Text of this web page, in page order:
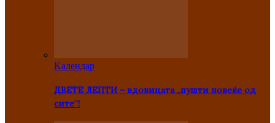
Kалендар
ДВЕТЕ ЛЕПТИ – вдовицата „пушти повеќе од
сите“!